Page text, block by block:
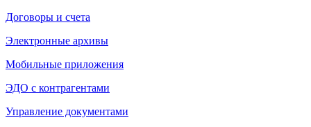
Договоры и счета
Электронные архивы
Мобильные приложения
ЭДО с контрагентами
Управление документами